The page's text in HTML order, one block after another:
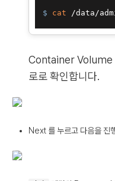
$ cat /data/
Container Volume
로로 확인합니다.
Next 를 누르고 다음을 진